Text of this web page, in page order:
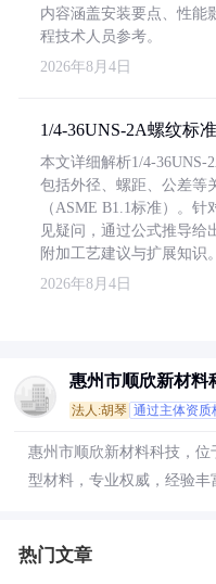
内容涵盖安装要点、性能
程技术人员参考。
2026年8月4日
1/4-36UNS-2A螺纹标
本文详细解析1/4-36UNS-
包括外径、螺距、公差等
（ASME B1.1标准）。
见疑问，通过公式推导给
附加工艺建议与扩展知识。
2026年8月4日
惠州市顺欣新材料
法人:胡琴 通过主体资质
惠州市顺欣新材料科技，位
型材料，专业权威，经验丰
热门文章